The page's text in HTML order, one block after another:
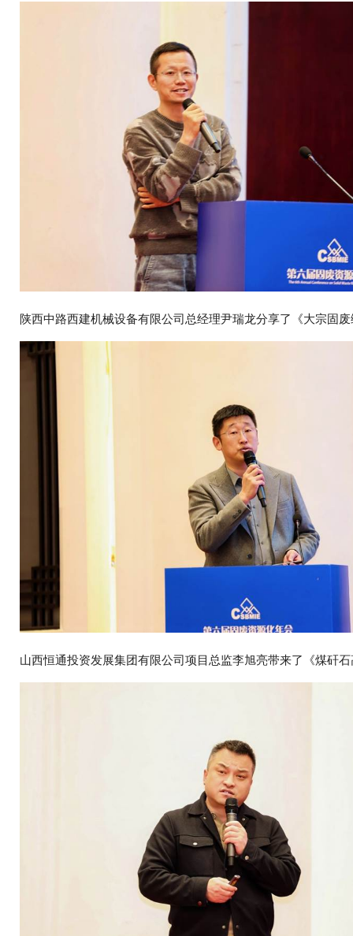
陕西中路西建机械设备有限公司总经理尹瑞龙分享了《大宗固
山西恒通投资发展集团有限公司项目总监李旭亮带来了《煤矸